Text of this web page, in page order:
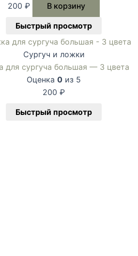
200 ₽ В корзину
Быстрый просмотр
Сургуч и ложки
для сургуча большая — 3 цвета
Оценка 0 из 5
200 ₽
Быстрый просмотр